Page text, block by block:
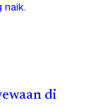
naik.
di